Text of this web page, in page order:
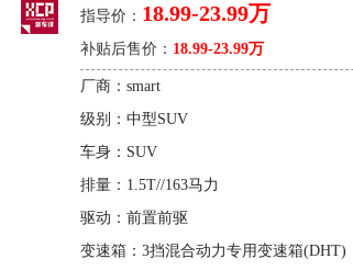
指导价： 18.99-23.99万
补贴后售价： 18.99-23.99万
厂商：smart
级别：中型SUV
车身：SUV
排量：1.5T//163马力
驱动：前置前驱
变速箱：3挡混合动力专用变速箱(DHT)